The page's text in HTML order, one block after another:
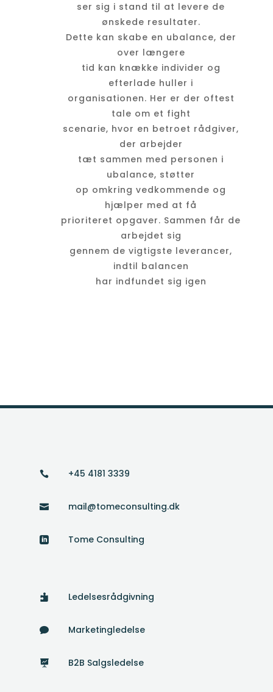
ser sig i stand til at levere de
ønskede resultater.
Dette kan skabe en ubalance, der
over længere
tid kan knække individer og
efterlade huller i
organisationen. Her er der oftest
tale om et fight
scenarie, hvor en betroet rådgiver,
der arbejder
tæt sammen med personen i
ubalance, støtter
op omkring vedkommende og
hjælper med at få
prioriteret opgaver. Sammen får de
arbejdet sig
gennem de vigtigste leverancer,
indtil balancen
har indfundet sig igen
 +45 4181 3339
 mail@tomeconsulting.dk
 Tome Consulting
 Ledelsesrådgivning
 Marketingledelse
 B2B Salgsledelse